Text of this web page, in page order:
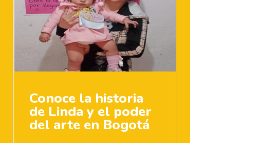
Conoce la historia
de Linda y el poder
del arte en Bogotá